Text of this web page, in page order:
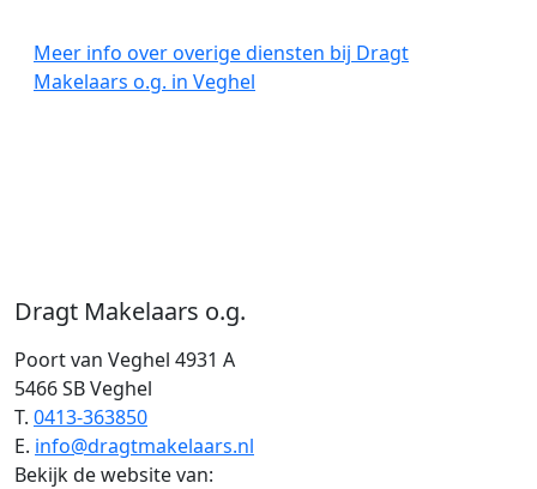
Dragt Makelaars o.g.
Poort van Veghel 4931 A
5466 SB Veghel
T. 0413-363850
E. info@dragtmakelaars.nl
Bekijk de website van:
Meer info over overige diensten bij Dragt
Makelaars o.g. in Veghel